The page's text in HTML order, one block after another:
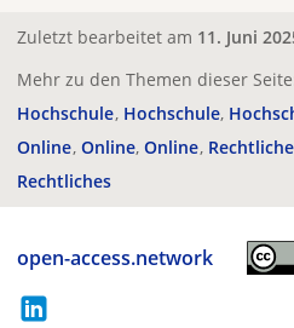
Zuletzt bearbeitet am 11. Juni
Mehr zu den Themen dieser
Hochschule Hochschule
Online Online Online
Rechtliches
open-access.network